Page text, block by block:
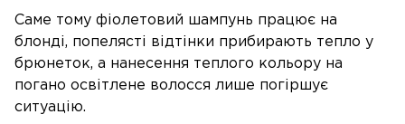
Саме тому фіолетовий шампунь працює на
блонді, попелясті відтінки прибирають тепло у
брюнеток, а нанесення теплого кольору на
погано освітлене волосся лише погіршує
ситуацію.